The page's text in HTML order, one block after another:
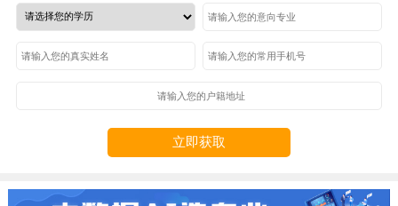
立即获取